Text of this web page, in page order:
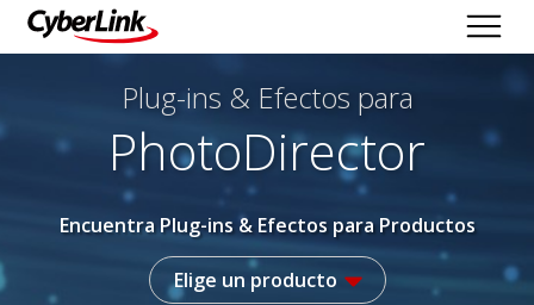
Plug-ins & Efectos para
PhotoDirector
Encuentra Plug-ins & Efectos para Productos
Elige un producto